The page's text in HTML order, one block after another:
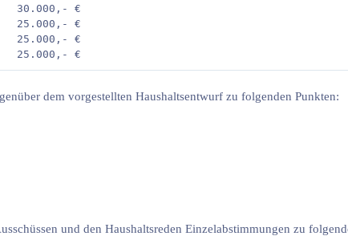
30.000,- €
25.000,- €
25.000,- €
dem vorgestellten Haushaltsentwurf zu folgenden Punkten:
und den Haushaltsreden Einzelabstimmungen zu